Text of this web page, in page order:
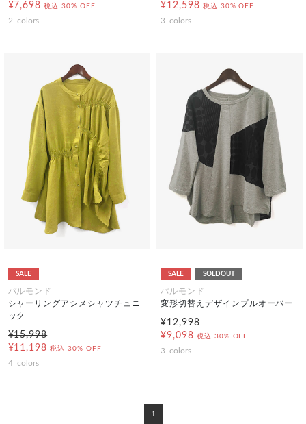
¥7,698 税込 30% OFF
2 colors
¥12,598 税込 30% OFF
3 colors
SALE
パルモンド
シャーリングアシメシャツチュニ
ック
¥15,998
¥11,198 税込 30% OFF
4 colors
SALE SOLDOUT
パルモンド
変形切替えデザインプルオーバー
¥12,998
¥9,098 税込 30% OFF
3 colors
1